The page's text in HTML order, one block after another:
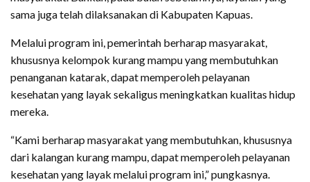
sama juga telah dilaksanakan di Kabupaten Kapuas.
Melalui program ini, pemerintah berharap masyarakat,
khususnya kelompok kurang mampu yang membutuhkan
penanganan katarak, dapat memperoleh pelayanan
kesehatan yang layak sekaligus meningkatkan kualitas hidup
mereka.
“Kami berharap masyarakat yang membutuhkan, khususnya
dari kalangan kurang mampu, dapat memperoleh pelayanan
kesehatan yang layak melalui program ini,” pungkasnya.